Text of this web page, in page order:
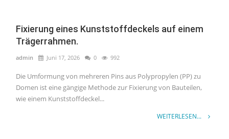
Fixierung eines Kunststoffdeckels auf einem
Trägerrahmen.
admin Juni 17, 2026 0 992
Die Umformung von mehreren Pins aus Polypropylen (PP) zu
Domen ist eine gängige Methode zur Fixierung von Bauteilen,
wie einem Kunststoffdeckel...
WEITERLESEN...